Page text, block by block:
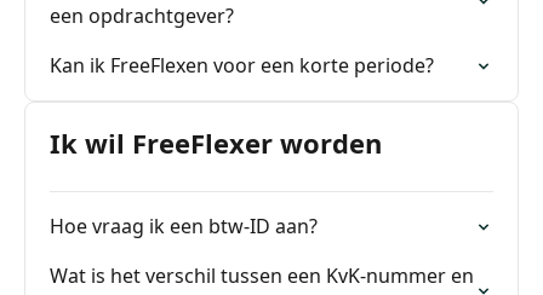
een opdrachtgever?
Kan ik FreeFlexen voor een korte periode?
Ik wil FreeFlexer worden
Hoe vraag ik een btw-ID aan?
Wat is het verschil tussen een KvK-nummer en